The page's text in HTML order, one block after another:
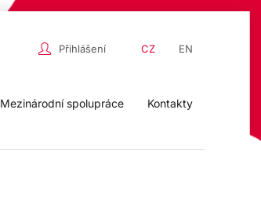
Přihlášení CZ EN
Mezinárodní spolupráce Kontakty